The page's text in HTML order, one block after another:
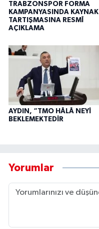
TRABZONSPOR FORMA
KAMPANYASINDA KAYNAK
TARTIŞMASINA RESMÎ
AÇIKLAMA
AYDIN, “TMO HÂLÂ NEYİ
BEKLEMEKTEDİR
Yorumlar